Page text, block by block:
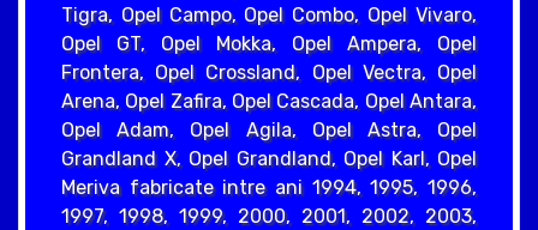
Tigra, Opel Campo, Opel Combo, Opel Vivaro,
Opel GT, Opel Mokka, Opel Ampera, Opel
Frontera, Opel Crossland, Opel Vectra, Opel
Arena, Opel Zafira, Opel Cascada, Opel Antara,
Opel Adam, Opel Agila, Opel Astra, Opel
Grandland X, Opel Grandland, Opel Karl, Opel
Meriva fabricate intre ani 1994, 1995, 1996,
1997, 1998, 1999, 2000, 2001, 2002, 2003,